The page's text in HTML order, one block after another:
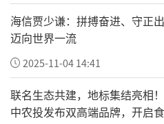
服务，金钥匙工程正式
站落地战略，依托修修
源，以校园、社区两大
造校园健康驿站、社区
站点，构建网格化便民
海信贾少谦：拼搏奋进、守正
迈向世界一流
2025-11-04 14:41
联名生态共建，地标集结亮相
中农投发布双高端品牌，开启